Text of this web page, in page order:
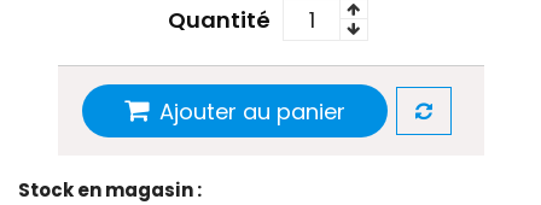
Quantité
Ajouter au panier
Stock en magasin :